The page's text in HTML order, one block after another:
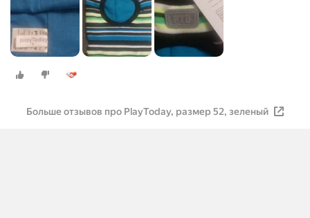
Больше отзывов про PlayToday, размер 52, зеленый